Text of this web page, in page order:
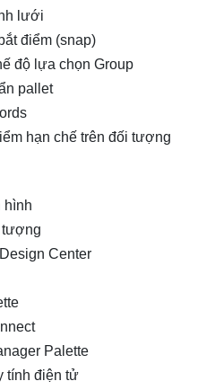
lưới
điểm (snap)
độ lựa chọn Group
pallet
hạn chế trên đối tượng
hình
tượng
Center
Palette
tính điện tử